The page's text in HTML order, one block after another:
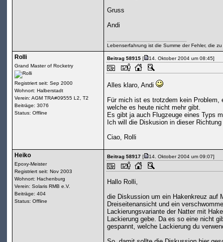
Gruss
Andi
Lebenserfahrung ist die Summe der Fehler, die
Rolli
Grand Master of Rocketry
Registriert seit: Sep 2000
Wohnort: Halberstadt
Verein: AGM TRA#09555 L2, T2
Beiträge: 3076
Status: Offline
Beitrag 58915[ 14. Oktober 2004 um 08:45]
Alles klaro, Andi
Für mich ist es trotzdem kein Problem,
welche es heute nicht mehr gibt.
Es gibt ja auch Flugzeuge eines Typs
Ich will die Diskusion in dieser
Ciao, Rolli
Heiko
Epoxy-Meister
Registriert seit: Nov 2003
Wohnort: Hachenburg
Verein: Solaris RMB e.V.
Beiträge: 404
Status: Offline
Beitrag 58917[ 14. Oktober 2004 um 09:07]
Hallo Rolli,
die Diskussion um ein Hakenkreuz auf
Dreiseitenansicht und ein
Lackierungsvariante der Natter mit
Lackierung gebe. Da es so eine nicht
gespannt, welche Lackierung du